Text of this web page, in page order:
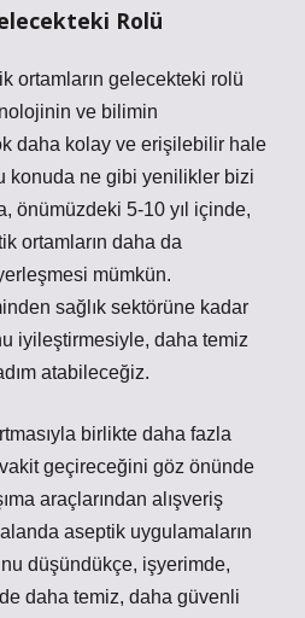
Rolü
ortamların gelecekteki rolü
ve bilimin
daha kolay ve erişilebilir hale
konuda ne gibi yenilikler bizi
önümüzdeki 5-10 yıl içinde,
ortamların daha da
mümkün.
sağlık sektörüne kadar
iyileştirmesiyle, daha temiz
atabileceğiz.
birlikte daha fazla
geçireceğini göz önünde
araçlarından alışveriş
aseptik uygulamaların
düşündükçe, işyerimde,
daha temiz, daha güvenli